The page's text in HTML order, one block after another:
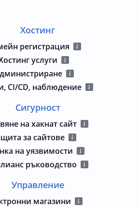
Хостинг
регистрация
услуги
CI/CD, наблюдение
Сигурност
на хакнат сайт
за сайтове
на уязвимости
ръководство
Управление
магазини